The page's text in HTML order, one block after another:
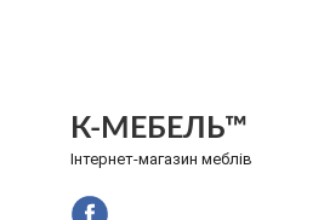
К-МЕБЕЛЬ™
Інтернет-магазин меблів